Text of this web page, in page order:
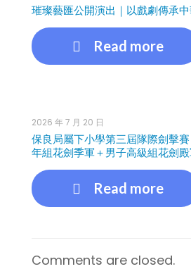
璀璨藝匯公開演出｜以戲劇傳承
Read more
2026 年 7 月 20 日
保良局屬下小學第三屆隊際劍擊
年組花劍季軍＋男子高級組花劍
Read more
Comments are closed.